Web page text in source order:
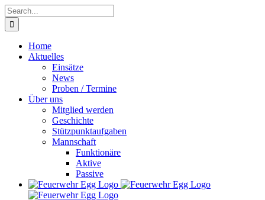
Skip
to
content
Search
for:
Home
Aktuelles
Einsätze
News
Proben / Termine
Über uns
Mitglied werden
Geschichte
Stützpunktaufgaben
Mannschaft
Funktionäre
Aktive
Passive